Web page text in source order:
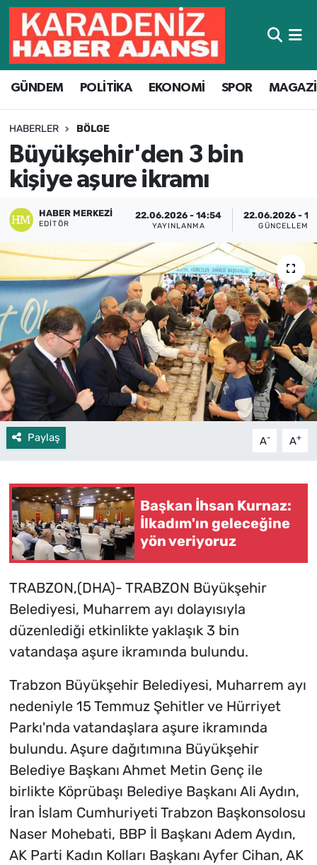
GÜNDEM POLİTİKA EKONOMİ SPOR
HABERLER BÖLGE
Büyükşehir'den 3 bin
kişiye aşure ikramı
HABER MERKEZI
EDITÖR
22.06.2026 - 14:54
YAYINLANMA
22.06.2026 -
GÜNCELLEME
Paylaş A- A+
Başkan İhsan Kurnaz:
İlkadım'ın geleceğine
yön veriyoruz
TRABZON,(DHA)- TRABZON Büyükşehir
Belediyesi, Muharrem ayı dolayısıyla
düzenlediği etkinlikte yaklaşık 3 bin
vatandaşa aşure ikramında bulundu.
Trabzon Büyükşehir Belediyesi, Muharrem ayı
nedeniyle 15 Temmuz Şehitler ve Hürriyet
Parkı'nda vatandaşlara aşure ikramında
bulundu. Aşure dağıtımına Büyükşehir
Belediye Başkanı Ahmet Metin Genç ile
birlikte Köprübaşı Belediye Başkanı Ali Aydın,
İran İslam Cumhuriyeti Trabzon Başkonsolosu
Naser Mohebati, BBP İl Başkanı Adem Aydın,
AK Parti Kadın Kolları Başkanı Ayfer Cihan, AK
Hava Durumu
Trafik Durumu
Süper Lig Puan Durumu ve Fikstür
Tüm Manşetler